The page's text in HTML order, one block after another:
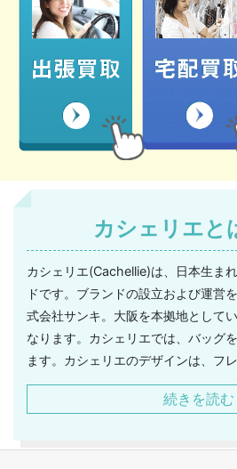
カシェリエと
カシェリエ(Cachellie)は、日本生ま
ドです。ブランドの設立および運営
式会社サンキ。大阪を本拠地として
なります。カシェリエでは、バッグ
ます。カシェリエのデザインは、フ
しており、落ち着いた大人の雰囲気
合わせたファッション、そしてトレ
感を放ちつつも、決して自己主張し
続きを読む